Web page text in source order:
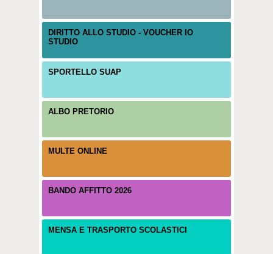
DIRITTO ALLO STUDIO - VOUCHER IO
STUDIO
SPORTELLO SUAP
ALBO PRETORIO
MULTE ONLINE
BANDO AFFITTO 2026
MENSA E TRASPORTO SCOLASTICI